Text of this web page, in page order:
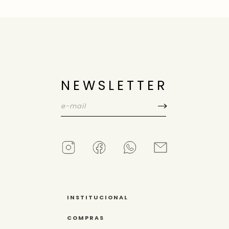
NEWSLETTER
INSTITUCIONAL
COMPRAS